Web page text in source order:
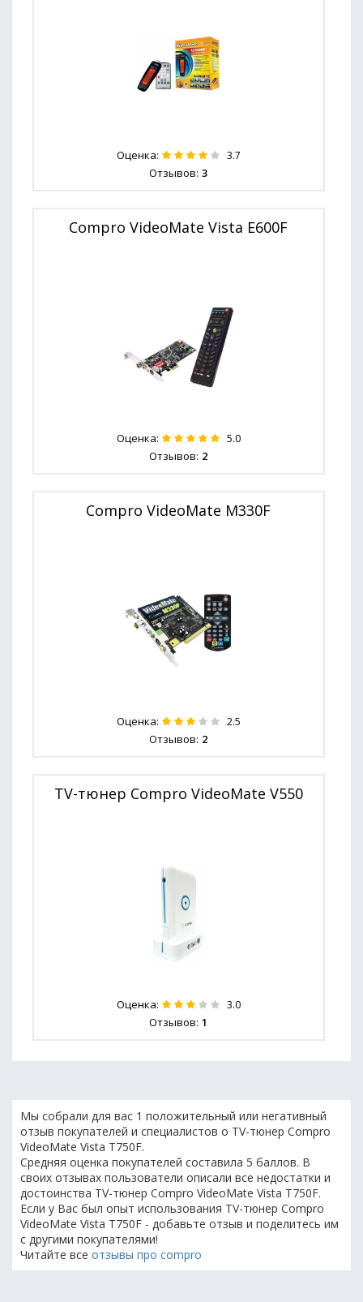
Оценка: 3.7
Отзывов: 3
Compro VideoMate Vista E600F
Оценка: 5.0
Отзывов: 2
Compro VideoMate M330F
Оценка: 2.5
Отзывов: 2
TV-тюнер Compro VideoMate V550
Оценка: 3.0
Отзывов: 1
Мы собрали для вас 1 положительный или негативный
отзыв покупателей и специалистов о TV-тюнер Compro
VideoMate Vista T750F.
Средняя оценка покупателей составила 5 баллов. В
своих отзывах пользователи описали все недостатки и
достоинства TV-тюнер Compro VideoMate Vista T750F.
Если у Вас был опыт использования TV-тюнер Compro
VideoMate Vista T750F - добавьте отзыв и поделитесь им
с другими покупателями!
Читайте все отзывы про compro